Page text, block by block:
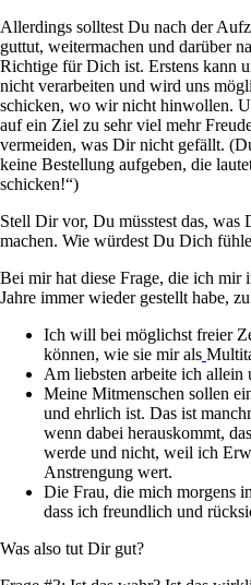
Allerdings solltest Du nach der
guttut, weitermachen und darüber
Richtige für Dich ist. Erstens kann
nicht verarbeiten und wird uns
schicken, wo wir nicht hinwollen.
auf ein Ziel zu sehr viel mehr
vermeiden, was Dir nicht gefällt.
keine Bestellung aufgeben, die
schicken!“)
Stell Dir vor, Du müsstest das, was
machen. Wie würdest Du Dich
Bei mir hat diese Frage, die ich mir
Jahre immer wieder gestellt habe,
Ich will bei möglichst freier
können, wie sie mir als
Am liebsten arbeite ich allein
Meine Mitmenschen sollen
und ehrlich ist. Das ist
wenn dabei herauskommt,
werde und nicht, weil ich
Anstrengung wert.
Die Frau, die mich morgens
dass ich freundlich und
Was also tut Dirgut?